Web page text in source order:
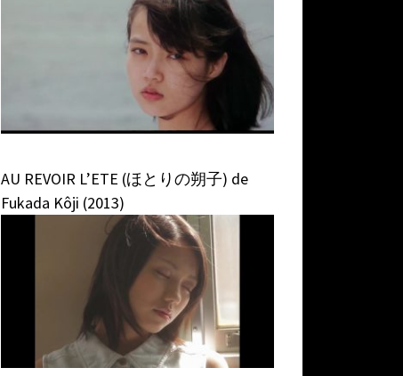
AU REVOIR L’ETE (ほとりの朔子) de
Fukada Kôji (2013)